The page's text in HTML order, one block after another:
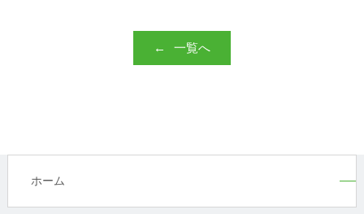
一覧へ
ホーム